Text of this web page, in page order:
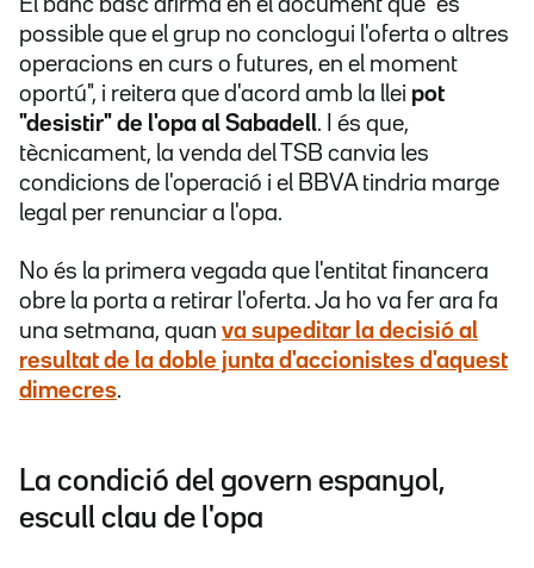
El banc basc afirma en el document que "és
possible que el grup no conclogui l'oferta o altres
operacions en curs o futures, en el moment
oportú", i reitera que d'acord amb la llei pot
"desistir" de l'opa al Sabadell. I és que,
tècnicament, la venda del TSB canvia les
condicions de l'operació i el BBVA tindria marge
legal per renunciar a l'opa.
No és la primera vegada que l'entitat financera
obre la porta a retirar l'oferta. Ja ho va fer ara fa
una setmana, quan va supeditar la decisió al
resultat de la doble junta d'accionistes d'aquest
dimecres.
La condició del govern espanyol,
escull clau de l'opa